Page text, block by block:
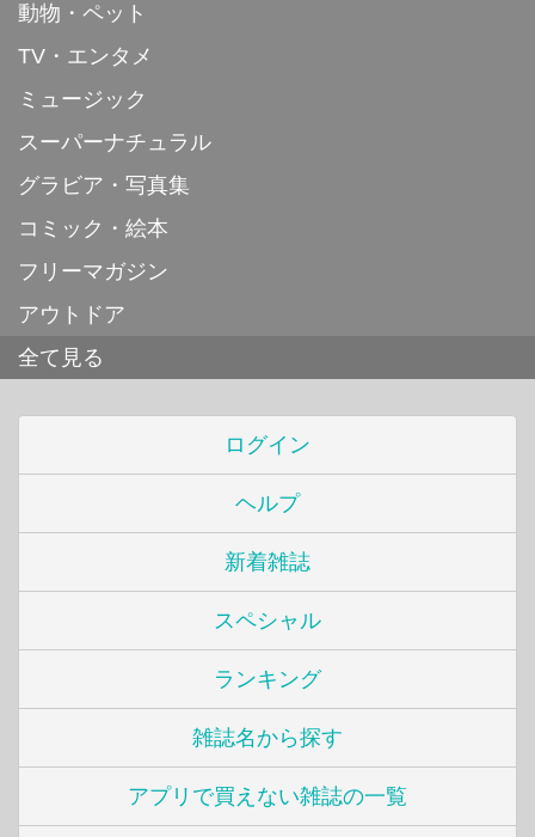
動物・ペット
TV・エンタメ
ミュージック
スーパーナチュラル
グラビア・写真集
コミック・絵本
フリーマガジン
アウトドア
全て見る
ログイン
ヘルプ
新着雑誌
スペシャル
ランキング
雑誌名から探す
アプリで買えない雑誌の一覧